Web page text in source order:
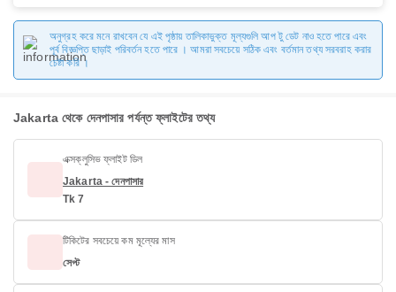
অনুগ্রহ করে মনে রাখবেন যে এই পৃষ্ঠায় তালিকাভুক্ত মূল্যগুলি আপ টু ডেট নাও হতে পারে এবং
পূর্ব বিজ্ঞপ্তি ছাড়াই পরিবর্তন হতে পারে । আমরা সবচেয়ে সঠিক এবং বর্তমান তথ্য সরবরাহ করার
চেষ্টা করি ।
Jakarta থেকে দেনপাসার পর্যন্ত ফ্লাইটের তথ্য
এক্সক্লুসিভ ফ্লাইট ডিল
Jakarta - দেনপাসার
Tk 7
টিকিটের সবচেয়ে কম মূল্যের মাস
সেপ্ট